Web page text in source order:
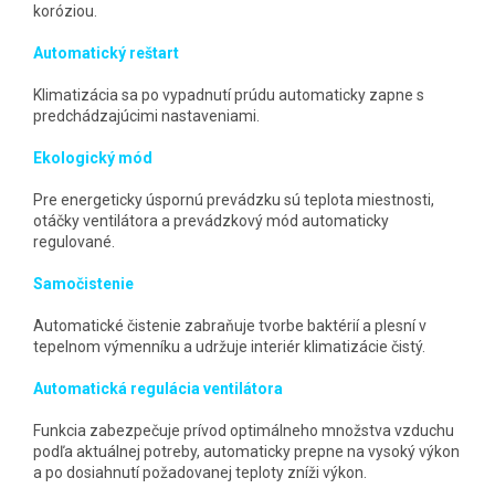
koróziou.
Automatický reštart
Klimatizácia sa po vypadnutí prúdu automaticky zapne s
predchádzajúcimi nastaveniami.
Ekologický mód
Pre energeticky úspornú prevádzku sú teplota miestnosti,
otáčky ventilátora a prevádzkový mód automaticky
regulované.
Samočistenie
Automatické čistenie zabraňuje tvorbe baktérií a plesní v
tepelnom výmenníku a udržuje interiér klimatizácie čistý.
Automatická regulácia ventilátora
Funkcia zabezpečuje prívod optimálneho množstva vzduchu
podľa aktuálnej potreby, automaticky prepne na vysoký výkon
a po dosiahnutí požadovanej teploty zníži výkon.